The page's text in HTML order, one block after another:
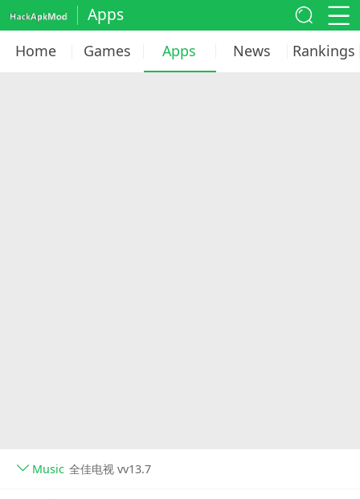
Apps
Home Games Apps News Rankings
Music 全佳电视 vv13.7